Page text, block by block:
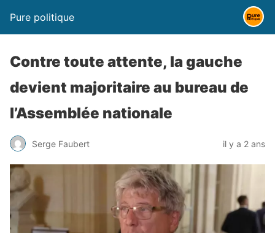
Pure politique
Contre toute attente, la gauche
devient majoritaire au bureau de
l’Assemblée nationale
Serge Faubert il y a 2 ans